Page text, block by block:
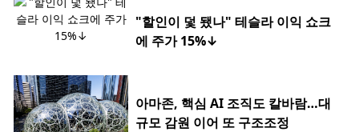
"할인이 덫 됐나" 테슬라 이익 쇼크
에 주가 15%↓
아마존, 핵심 AI 조직도 칼바람…대
규모 감원 이어 또 구조조정